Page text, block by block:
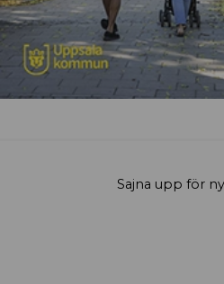
Sajna upp för